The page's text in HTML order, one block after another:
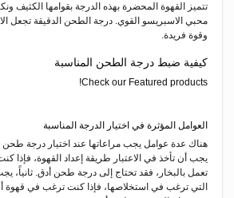
تتميز القهوة المحضرة بهذه الدرجة بقوامها الكثيف
محبي الاسبريسو القوي. درجة الطحن الدقيقة تجعل
وقوة فريدة.
كيفية ضبط درجة الطحن المناسبة
Check our Featured products!
العوامل المؤثرة في اختيار الدرجة المناسبة
هناك عدة عوامل يجب مراعاتها عند اختيار درجة طحن
يجب أن تأخذ في الاعتبار طريقة إعداد القهوة، فإذا
تعمل بالبخار، فقد تحتاج إلى درجة طحن أدق. ثانياً،
التي ترغب في استخلاصها، فإذا كنت ترغب في قهوة